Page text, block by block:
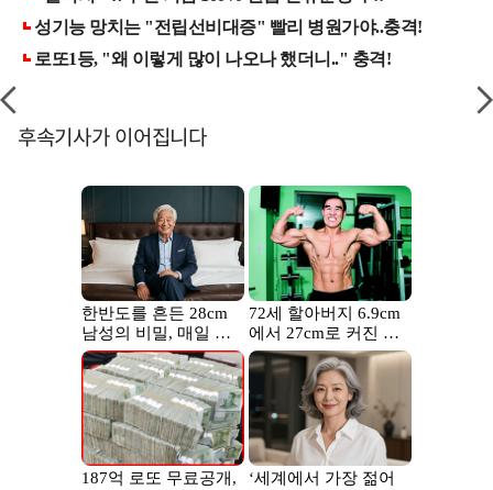
후속기사가 이어집니다